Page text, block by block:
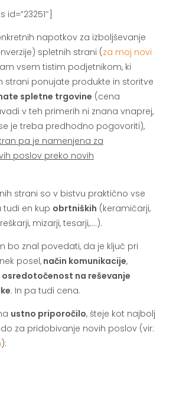
napotkov za izboljševanje
spletnih strani (za moj novi
vsem tistim podjetnikom, ki
strani ponujate produkte in storitve
spletne trgovine (cena
v teh primerih ni znana vnaprej,
je treba predhodno pogovoriti),
pa je namenjena za
poslov preko novih
strani so v bistvu praktično vse
tudi en kup obrtniških (keramičarji,
mizarji, tesarji,….).
bo znal povedati, da je ključ pri
posel, način komunikacije,
osredotočenost na reševanje
. In pa tudi cena.
ustno priporočilo, šteje kot najbolj
za pridobivanje novih poslov (vir:
):